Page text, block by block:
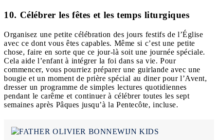
10. Célébrer les fêtes et les temps liturgiques
Organisez une petite célébration des jours festifs de l’Église
avec ce dont vous êtes capables. Même si c’est une petite
chose, faire en sorte que ce jour-là soit une journée spéciale.
Cela aide l’enfant à intégrer la foi dans sa vie. Pour
commencer, vous pourriez préparer une guirlande avec une
bougie et un moment de prière spécial au diner pour l’Avent,
dresser un programme de simples lectures quotidiennes
pendant le carême et continuer à célébrer toutes les sept
semaines après Pâques jusqu’à la Pentecôte, incluse.